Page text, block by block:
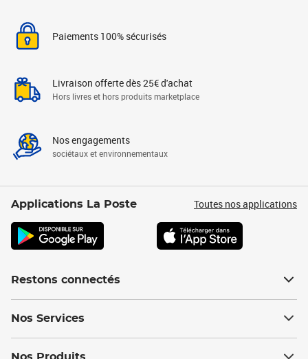
Paiements 100% sécurisés
Livraison offerte dès 25€ d'achat
Hors livres et hors produits marketplace
Nos engagements
sociétaux et environnementaux
Applications La Poste Toutes nos applications
Restons connectés
Nos Services